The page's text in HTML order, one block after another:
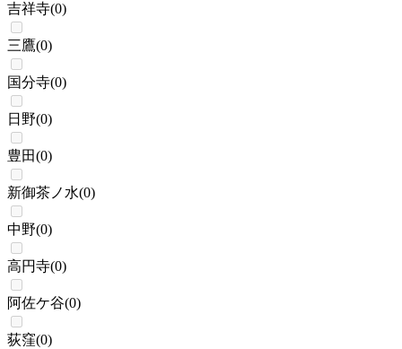
吉祥寺(0)
三鷹(0)
国分寺(0)
日野(0)
豊田(0)
新御茶ノ水(0)
中野(0)
高円寺(0)
阿佐ケ谷(0)
荻窪(0)